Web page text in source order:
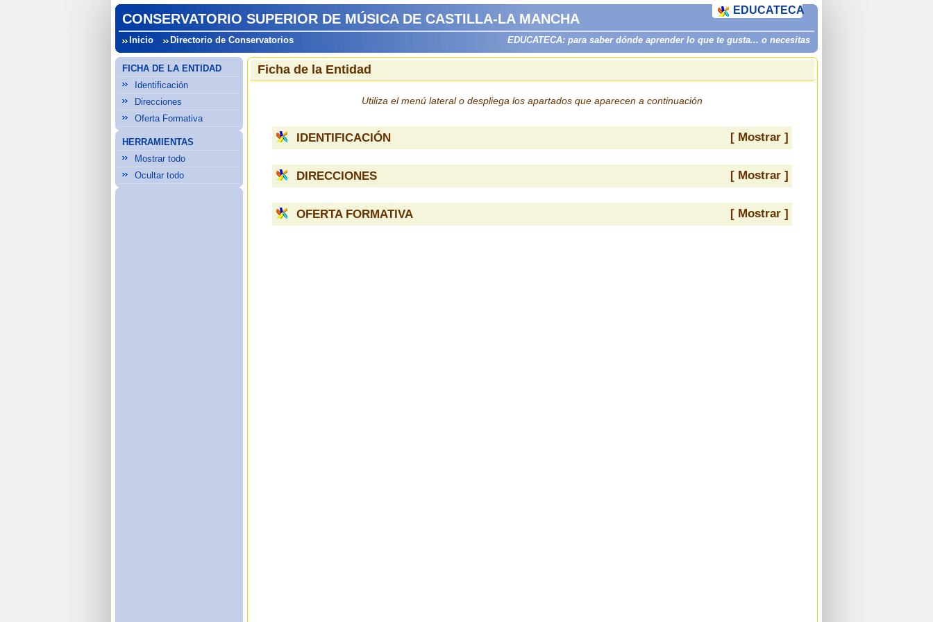
CONSERVATORIO SUPERIOR DE MÚSICA DE CASTILLA-LA MANCHA
Inicio Directorio de Conservatorios EDUCATECA: para saber dónde aprender lo que te gusta... o necesitas
EDUCATECA
FICHA DE LA ENTIDAD
Identificación
Direcciones
Oferta Formativa
HERRAMIENTAS
Mostrar todo
Ocultar todo
Ficha de la Entidad
Utiliza el menú lateral o despliega los apartados que aparecen a continuación
IDENTIFICACIÓN [ Mostrar ]
DIRECCIONES [ Mostrar ]
OFERTA FORMATIVA [ Mostrar ]